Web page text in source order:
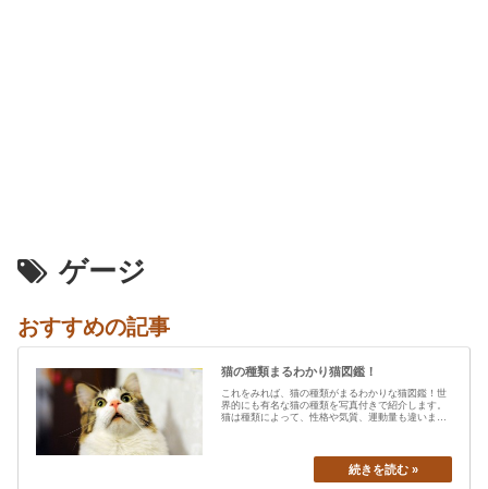
ゲージ
おすすめの記事
猫の種類まるわかり猫図鑑！
これをみれば、猫の種類がまるわかりな猫図鑑！世
界的にも有名な猫の種類を写真付きで紹介します。
猫は種類によって、性格や気質、運動量も違います